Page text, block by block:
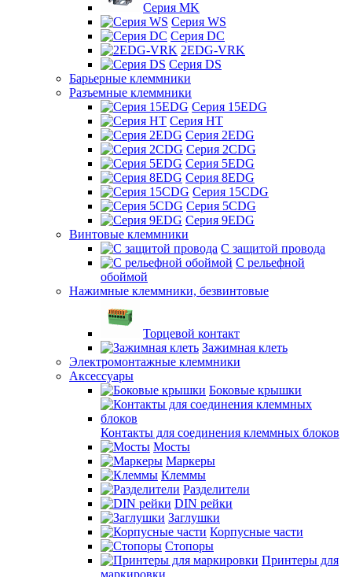
Серия MK
Серия WS
Серия DC
2EDG-VRK
Серия DS
Барьерные клеммники
Разъемные клеммники
Серия 15EDG
Серия HT
Серия 2EDG
Серия 2CDG
Серия 5EDG
Серия 8EDG
Серия 15CDG
Серия 5CDG
Серия 9EDG
Винтовые клеммники
С защитой провода
C рельефной
обоймой
Нажимные клеммники, безвинтовые
Торцевой контакт
Зажимная клеть
Электромонтажные клеммники
Аксессуары
Боковые крышки
Контакты для соединения клеммных блоков
Мосты
Маркеры
Клеммы
Разделители
DIN рейки
Заглушки
Корпусные части
Стопоры
Принтеры для
маркировки